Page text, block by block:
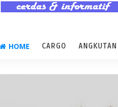
HOME CARGO ANGKUTAN